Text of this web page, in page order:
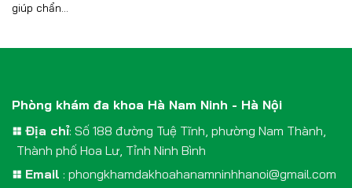
giúp chẩn...
Phòng khám đa khoa Hà Nam Ninh - Hà Nội
Địa chỉ: Số 188 đường Tuệ Tĩnh, phường Nam Thành,
Thành phố Hoa Lư, Tỉnh Ninh Bình
Email : phongkhamdakhoahanamninhhanoi@gmail.com